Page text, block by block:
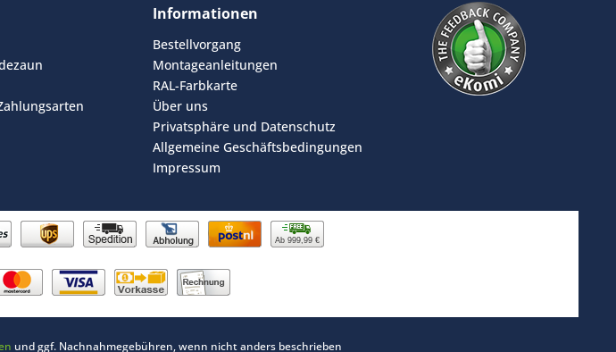
Informationen
Bestellvorgang
Montageanleitungen
RAL-Farbkarte
Über uns
Privatsphäre und Datenschutz
Allgemeine Geschäftsbedingungen
Impressum
Ab 999,99 €
und ggf. Nachnahmegebühren, wenn nicht anders beschrieben